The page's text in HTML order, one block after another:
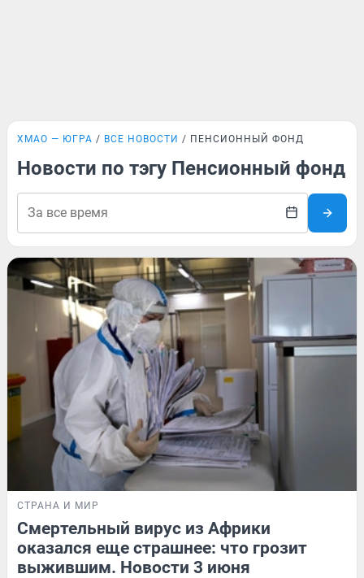
ХМАО — ЮГРА ВСЕ НОВОСТИ ПЕНСИОННЫЙ ФОНД
Новости по тэгу Пенсионный фонд
СТРАНА И МИР
Смертельный вирус из Африки
оказался еще страшнее: что грозит
выжившим. Новости 3 июня